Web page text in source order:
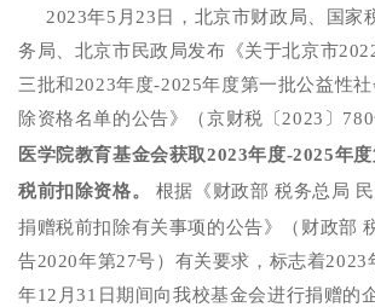
2023年5月23日，北京市财政局、国家
务局、北京市民政局发布《关于北京市
三批和2023年度-2025年度第一批公益性
除资格名单的公告》（京财税〔2023〕780
医学院教育基金会获取2023年度-2025年
税前扣除资格。
根据《财政部 税务总局
捐赠税前扣除有关事项的公告》（财政部
告2020年第27号）有关要求，标志着2023
年12月31日期间向我校基金会进行捐赠的